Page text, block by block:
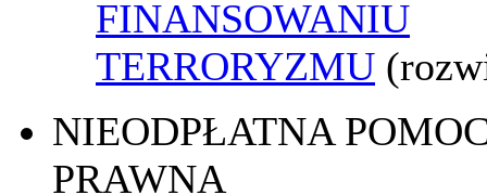
FINANSOWANIU
TERRORYZMU
NIEODPŁATNA
PRAWNA